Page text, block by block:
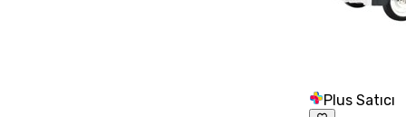
Plus Satıcı